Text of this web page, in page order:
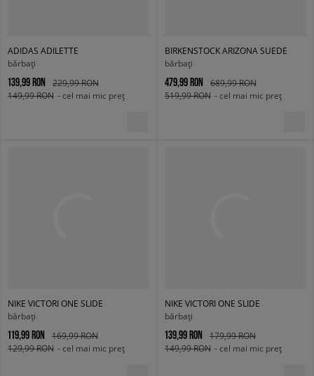
ADIDAS ADILETTE
bărbați
139,99 RON
229,99 RON
149,99 RON - cel mai mic preț
BIRKENSTOCK ARIZONA SUEDE
bărbați
479,99 RON
689,99 RON
519,99 RON - cel mai mic preț
NIKE VICTORI ONE SLIDE
bărbați
119,99 RON
169,99 RON
129,99 RON - cel mai mic preț
NIKE VICTORI ONE SLIDE
bărbați
139,99 RON
179,99 RON
149,99 RON - cel mai mic preț